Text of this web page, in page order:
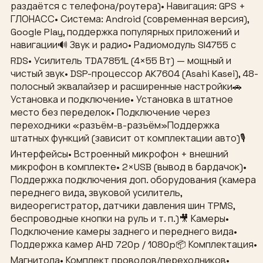
раздаётся с телефона/роутера)• Навигация: GPS +
ГЛОНАСС• Система: Android (современная версия),
Google Play, поддержка популярных приложений и
навигации🔊 Звук и радио• Радиомодуль SI4755 с
RDS• Усилитель TDA7851L (4×55 Вт) — мощный и
чистый звук• DSP-процессор AK7604 (Asahi Kasei), 48-
полосный эквалайзер и расширенные настройки🚗
Установка и подключение• Установка в штатное
место без переделок• Подключение через
переходники «разъём-в-разъём»Поддержка
штатных функций (зависит от комплектации авто)🎙
Интерфейсы• Встроенный микрофон + внешний
микрофон в комплекте• 2×USB (вывод в бардачок)•
Поддержка подключения доп. оборудования (камера
переднего вида, звуковой усилитель,
видеорегистратор, датчики давления шин TPMS,
беспроводные кнопки на руль и т. п.)🎥 Камеры•
Подключение камеры заднего и переднего вида•
Поддержка камер AHD 720p / 1080p📦 Комплектация•
Магнитола• Комплект проводов/переходников•